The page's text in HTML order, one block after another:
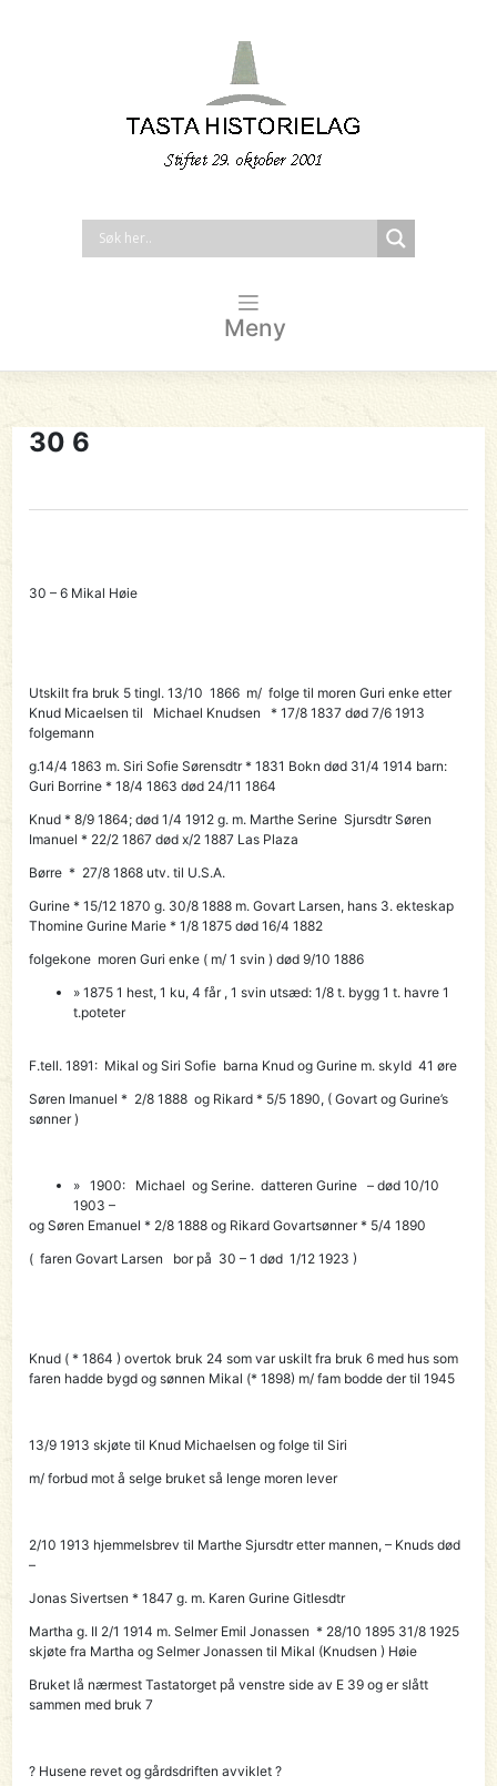
Meny
30 6
30 – 6 Mikal Høie
Utskilt fra bruk 5 tingl. 13/10 1866 m/ folge til moren Guri enke etter
Knud Micaelsen til Michael Knudsen* 17/8 1837 død 7/6 1913
folgemann
g.14/4 1863 m. Siri Sofie Sørensdtr * 1831 Bokn død 31/4 1914 barn:
Guri Borrine * 18/4 1863 død 24/11 1864
Knud * 8/9 1864; død 1/4 1912 g. m. Marthe Serine Sjursdtr Søren
Imanuel * 22/2 1867 død x/2 1887 Las Plaza
Børre * 27/8 1868 utv. til U.S.A.
Gurine * 15/12 1870 g. 30/8 1888 m. Govart Larsen, hans 3. ekteskap
Thomine Gurine Marie * 1/8 1875 død 16/4 1882
folgekone moren Guri enke ( m/ 1 svin ) død 9/10 1886
» 1875 1 hest, 1 ku, 4 får , 1 svin utsæd: 1/8 t. bygg 1 t. havre 1
t.poteter
F.tell. 1891 : Mikalog Siri Sofie barna Knud og Gurine m. skyld 41 øre
Søren Imanuel * 2/8 1888 og Rikard * 5/5 1890, ( Govart og Gurine’s
sønner )
» 1900: Michael og Serine. datteren Gurine – død 10/10
1903 –
og Søren Emanuel * 2/8 1888 og Rikard Govartsønner * 5/4 1890
( faren Govart Larsen bor på 30 – 1 død 1/12 1923 )
Knud ( * 1864 ) overtok bruk 24som var uskilt fra bruk 6 med hus som
faren hadde bygd og sønnen Mikal (* 1898) m/ fam bodde der til 1945
13/9 1913 skjøte til Knud Michaelsenog folge til Siri
m/forbud mot å selge bruket så lenge moren lever
2/10 1913 hjemmelsbrev til Marthe Sjursdtretter mannen, – Knuds død
–
Jonas Sivertsen * 1847 g. m. Karen Gurine Gitlesdtr
Martha g. II 2/1 1914 m. Selmer Emil Jonassen * 28/10 1895 31/8 1925
skjøte fra Martha og Selmer Jonassen til Mikal (Knudsen ) Høie
Bruket lå nærmest Tastatorget på venstre side av E 39 og er slått
sammen med bruk 7
? Husene revet og gårdsdriften avviklet ?